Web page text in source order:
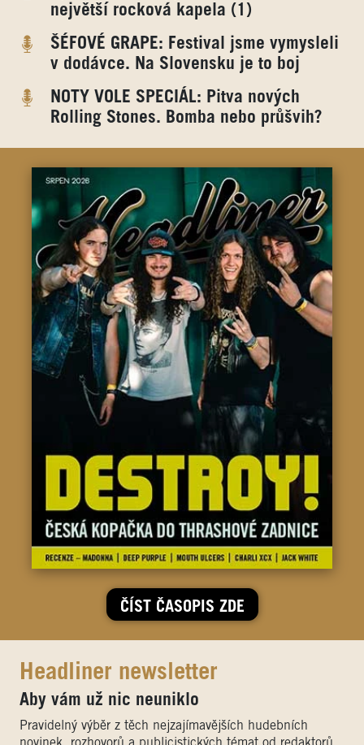
největší rocková kapela (1)
ŠÉFOVÉ GRAPE: Festival jsme vymysleli
v dodávce. Na Slovensku je to boj
NOTY VOLE SPECIÁL: Pitva nových
Rolling Stones. Bomba nebo průšvih?
ČÍST ČASOPIS ZDE
Headliner newsletter
Aby vám už nic neuniklo
Pravidelný výběr z těch nejzajímavějších hudebních
novinek, rozhovorů a publicistických témat od redaktorů